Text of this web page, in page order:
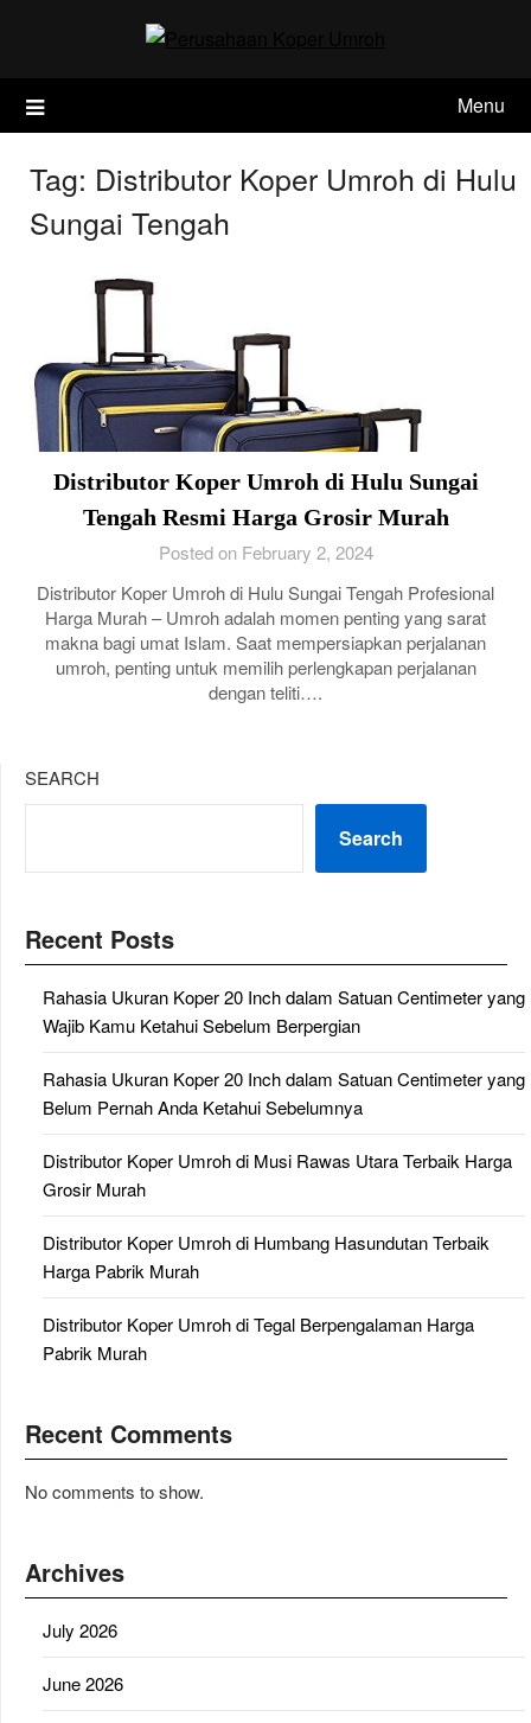
Menu
Tag: Distributor Koper Umroh di Hulu
Sungai Tengah
Distributor Koper Umroh di Hulu Sungai
Tengah Resmi Harga Grosir Murah
Posted on February 2, 2024
Distributor Koper Umroh di Hulu Sungai Tengah Profesional
Harga Murah – Umroh adalah momen penting yang sarat
makna bagi umat Islam. Saat mempersiapkan perjalanan
umroh, penting untuk memilih perlengkapan perjalanan
dengan teliti….
SEARCH
Search
Recent Posts
Rahasia Ukuran Koper 20 Inch dalam Satuan Centimeter yang
Wajib Kamu Ketahui Sebelum Berpergian
Rahasia Ukuran Koper 20 Inch dalam Satuan Centimeter yang
Belum Pernah Anda Ketahui Sebelumnya
Distributor Koper Umroh di Musi Rawas Utara Terbaik Harga
Grosir Murah
Distributor Koper Umroh di Humbang Hasundutan Terbaik
Harga Pabrik Murah
Distributor Koper Umroh di Tegal Berpengalaman Harga
Pabrik Murah
Recent Comments
No comments to show.
Archives
July 2026
June 2026